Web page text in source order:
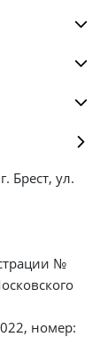
Брест, ул.
№
номер: